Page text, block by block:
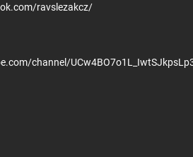
ravslezakcz/
channel/